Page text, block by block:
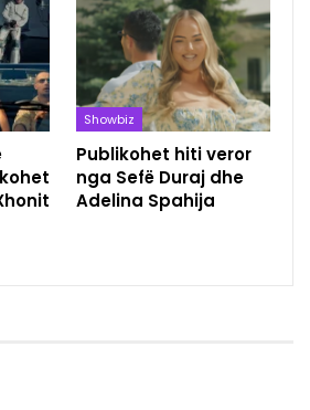
Showbiz
Publikohet hiti veror
nga Sefë Duraj dhe
Adelina Spahija